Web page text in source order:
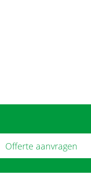
Offerte aanvragen